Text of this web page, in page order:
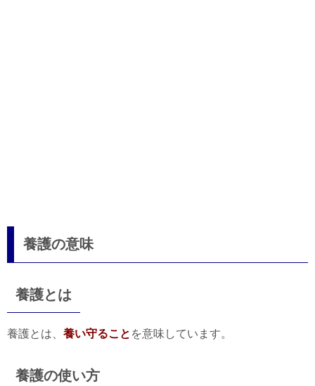
養護の意味
養護とは
養護とは、 養い守ること を意味しています。
養護の使い方